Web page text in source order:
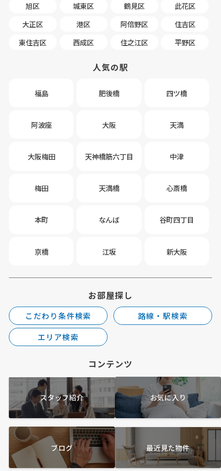
旭区
城東区 鶴見区
此花区
大正区
港区 阿倍野区
住吉区
東住吉区
西成区 住之江区 平野区
人気の駅
福島 肥後橋 四ツ橋
阿波座 大阪 天満
大阪梅田 天神橋筋六丁目 中津
梅田 天満橋 心斎橋
本町 なんば 谷町四丁目
京橋 江坂 新大阪
お部屋探し
こだわり条件検索
路線・駅検索
エリア検索
コンテンツ
スタッフ紹介 お気に入り
ブログ 最近見た物件